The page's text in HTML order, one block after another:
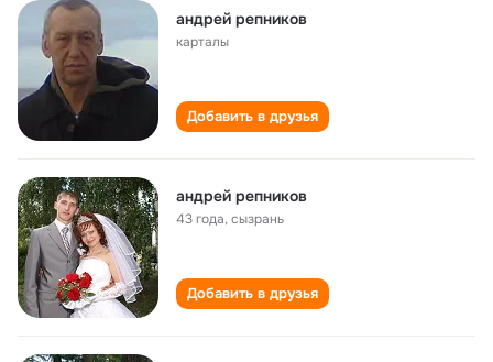
андрей репников
карталы
Добавить в друзья
андрей репников
43 года,сызрань
Добавить в друзья